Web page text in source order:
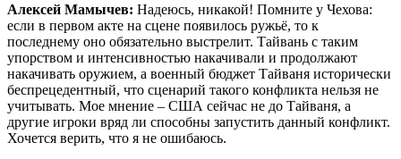
Алексей Мамычев: Надеюсь, никакой! Помните у Чехова:
если в первом акте на сцене появилось ружьё, то к
последнему оно обязательно выстрелит. Тайвань с таким
упорством и интенсивностью накачивали и продолжают
накачивать оружием, а военный бюджет Тайваня исторически
беспрецедентный, что сценарий такого конфликта нельзя не
учитывать. Мое мнение – США сейчас не до Тайваня, а
другие игроки вряд ли способны запустить данный конфликт.
Хочется верить, что я не ошибаюсь.